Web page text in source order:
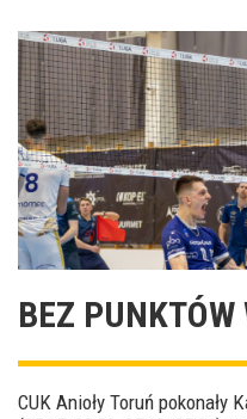
BEZ PUNKTÓW
CUK Anioły Toruń pokonały